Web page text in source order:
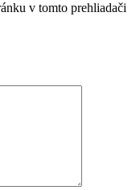
v tomto prehliadači